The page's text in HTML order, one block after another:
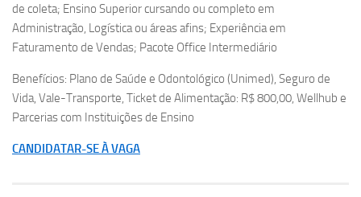
de coleta; Ensino Superior cursando ou completo em
Administração, Logística ou áreas afins; Experiência em
Faturamento de Vendas; Pacote Office Intermediário
Benefícios: Plano de Saúde e Odontológico (Unimed), Seguro de
Vida, Vale-Transporte, Ticket de Alimentação: R$ 800,00, Wellhub e
Parcerias com Instituições de Ensino
CANDIDATAR-SE À VAGA